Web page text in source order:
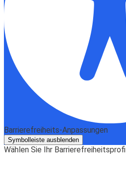
Barrierefreiheits-Anpassungen
Symbolleiste ausblenden
Wählen Sie Ihr Barrierefreiheitsprofil